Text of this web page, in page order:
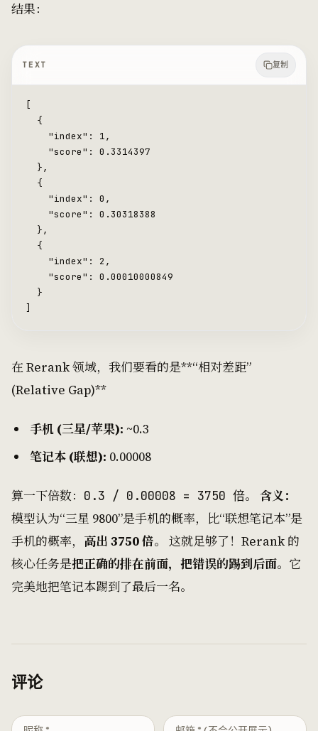
结果：
TEXT 复制
[
  {
    "index": 1,
    "score": 0.3314397
  },
  {
    "index": 0,
    "score": 0.30318388
  },
  {
    "index": 2,
    "score": 0.00010000849
  }
]
在 Rerank 领域，我们要看的是**“相对差距”
(Relative Gap)**
手机 (三星/苹果): ~0.3
笔记本 (联想): 0.00008
算一下倍数： 0.3 / 0.00008 = 3750 倍。 含义：
模型认为“三星 9800”是手机的概率，比“联想笔记本”是
手机的概率， 高出 3750 倍。 这就足够了！Rerank 的
核心任务是把正确的排在前面，把错误的踢到后面。它
完美地把笔记本踢到了最后一名。
评论